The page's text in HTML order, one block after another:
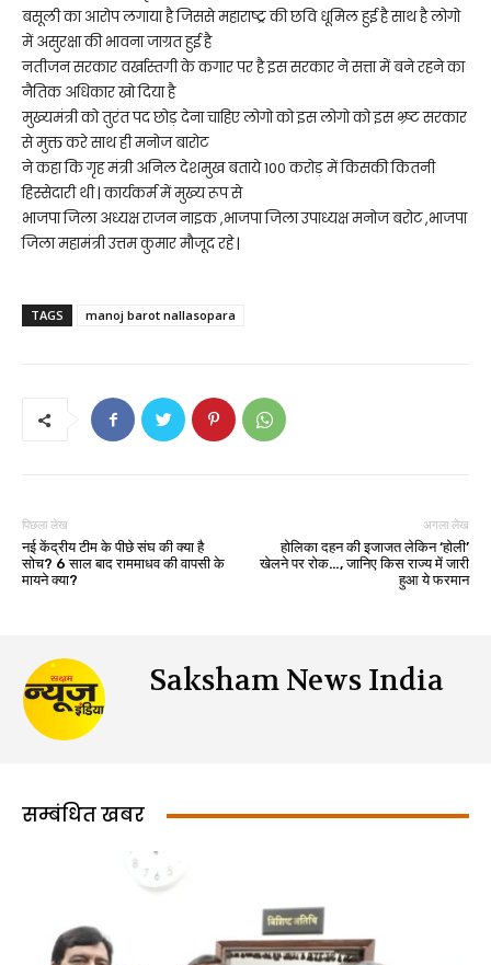
बसूली का आरोप लगाया है जिससे महाराष्ट्र की छवि धूमिल हुई है साथ है लोगो
में असुरक्षा की भावना जाग्रत हुई है
नतीजन सरकार वर्खास्तगी के कगार पर है इस सरकार ने सत्ता में बने रहने का
नैतिक अधिकार खो दिया है
मुख्यमंत्री को तुरंत पद छोड़ देना चाहिए लोगो को इस लोगो को इस भ्र्ष्ट सरकार
से मुक्त करे साथ ही मनोज बारोट
ने कहा कि गृह मंत्री अनिल देशमुख बताये 100 करोड़ में किसकी कितनी
हिस्सेदारी थी | कार्यकर्म में मुख्य रूप से
भाजपा जिला अध्यक्ष राजन नाइक ,भाजपा जिला उपाध्यक्ष मनोज बरोट ,भाजपा
जिला महामंत्री उत्तम कुमार मौजूद रहे |
TAGS manoj barot nallasopara
पिछला लेख
नई केंद्रीय टीम के पीछे संघ की क्या है
सोच? 6 साल बाद राममाधव की वापसी के
मायने क्या?
अगला लेख
होलिका दहन की इजाजत लेकिन ‘होली’
खेलने पर रोक…, जानिए किस राज्य में जारी
हुआ ये फरमान
Saksham News India
सम्बंधित खबर